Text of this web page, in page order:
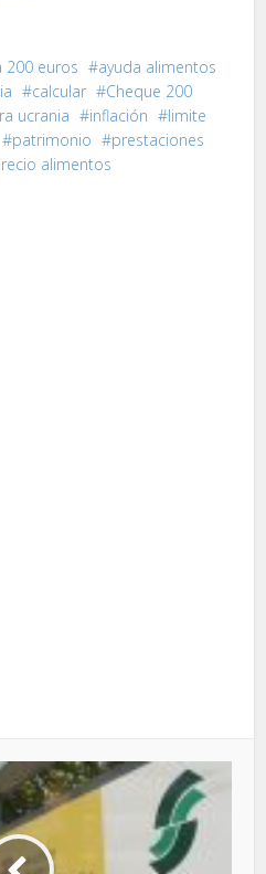
200 euros
ayuda alimentos
calcular
Cheque 200
ucrania inflación
limite
patrimonio
prestaciones
alimentos